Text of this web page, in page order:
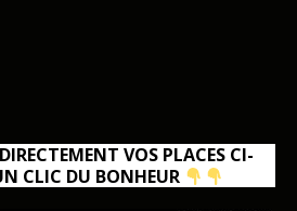
VOS PLACES CI-
CLIC DU BONHEUR